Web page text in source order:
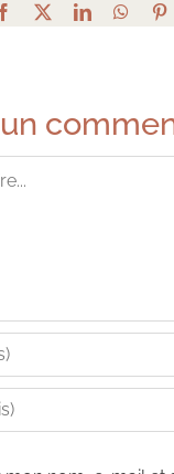
Facebook LinkedIn